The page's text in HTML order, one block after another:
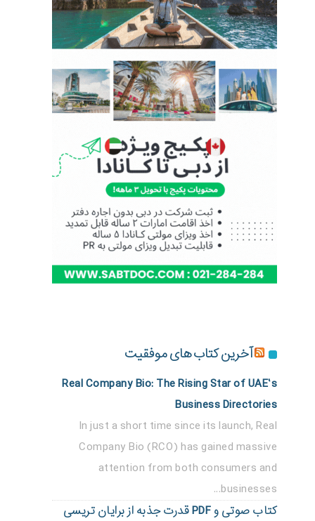
آخرین کتاب های موفقیت
Real Company Bio: The Rising Star of UAE’s
Business Directories
In just a short time since its launch, Real
Company Bio (RCO) has gained massive
attention from both consumers and
businesses...
کتاب صوتی و PDF قدرت جذبه از برایان تریسی